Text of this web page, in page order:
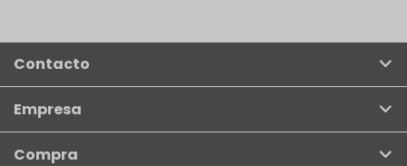
Contacto
Empresa
Compra